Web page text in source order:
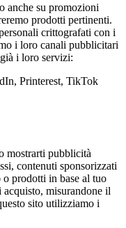
anche su promozioni
prodotti pertinenti.
crittografati con i
i loro canali pubblicitari
i loro servizi:
Printerest, TikTok
mostrarti pubblicità
contenuti sponsorizzati
prodotti in base al tuo
misurandone il
sito utilizziamo i